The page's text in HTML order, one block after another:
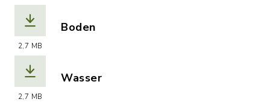
2,7 MB
Boden
2,7 MB
Wasser